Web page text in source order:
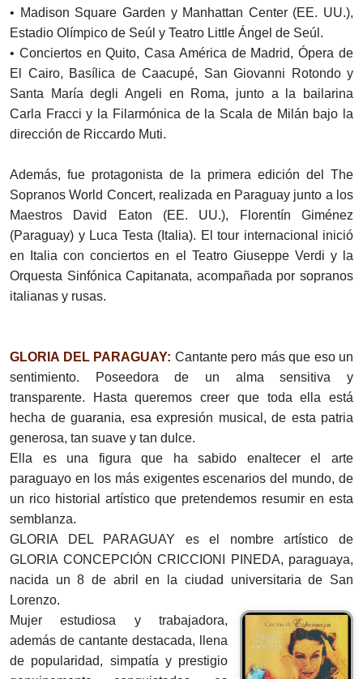
• Madison Square Garden y Manhattan Center (EE. UU.),
Estadio Olímpico de Seúl y Teatro Little Ángel de Seúl.
• Conciertos en Quito, Casa América de Madrid, Ópera de
El Cairo, Basílica de Caacupé, San Giovanni Rotondo y
Santa María degli Angeli en Roma, junto a la bailarina
Carla Fracci y la Filarmónica de la Scala de Milán bajo la
dirección de Riccardo Muti.
Además, fue protagonista de la primera edición del The
Sopranos World Concert, realizada en Paraguay junto a los
Maestros David Eaton (EE. UU.), Florentín Giménez
(Paraguay) y Luca Testa (Italia). El tour internacional inició
en Italia con conciertos en el Teatro Giuseppe Verdi y la
Orquesta Sinfónica Capitanata, acompañada por sopranos
italianas y rusas.
GLORIA DEL PARAGUAY: Cantante pero más que eso un
sentimiento. Poseedora de un alma sensitiva y
transparente. Hasta queremos creer que toda ella está
hecha de guarania, esa expresión musical, de esta patria
generosa, tan suave y tan dulce.
Ella es una figura que ha sabido enaltecer el arte
paraguayo en los más exigentes escenarios del mundo, de
un rico historial artístico que pretendemos resumir en esta
semblanza.
GLORIA DEL PARAGUAY es el nombre artístico de
GLORIA CONCEPCIÓN CRICCIONI PINEDA, paraguaya,
nacida un 8 de abril en la ciudad universitaria de San
Lorenzo.
Mujer estudiosa y trabajadora,
además de cantante destacada, llena
de popularidad, simpatía y prestigio